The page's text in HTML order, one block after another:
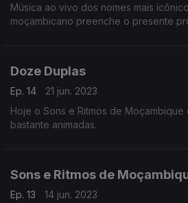
Música ao vivo dos nomes mais
moçambicano preenche o presente
Doze Duplas
Ep. 14
21 jun. 2023
Hoje o Sons e Ritmos de
bastante animadas.
Sons e Ritmos de
Ep. 13
14 jun. 2023